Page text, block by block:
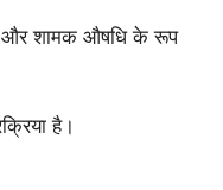
और शामक औषधि के रूप
है।